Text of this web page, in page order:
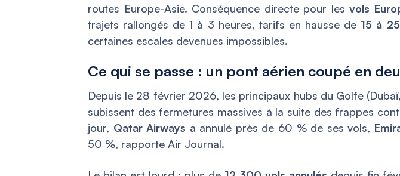
routes Europe-Asie. Conséquence directe pour lesvols
trajets rallongés de 1 à 3 heures, tarifs en hausse de 15 à
certaines escales devenues impossibles.
Ce qui se passe : un pont aérien coupé en
Depuis le 28 février 2026, les principaux hubs du Golfe
subissent des fermetures massives à la suite des frappes
jour, Qatar Airways a annulé près de 60 % de ses vols,
50 %, rapporte Air Journal.